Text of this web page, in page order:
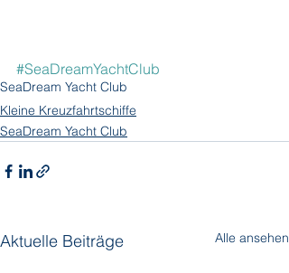
#SeaDreamYachtClub
SeaDream Yacht Club
Kleine Kreuzfahrtschiffe
SeaDream Yacht Club
Aktuelle Beiträge Alle ansehen